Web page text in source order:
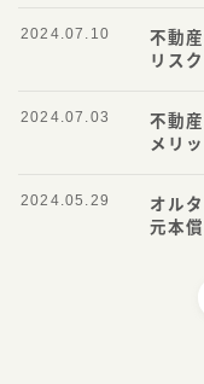
不動
リス
2024.07.10
不動
メリ
2024.07.03
オル
元本
2024.05.29